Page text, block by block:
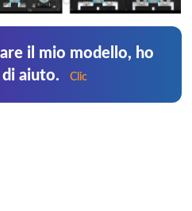
il mio modello, ho
di aiuto.
Clic